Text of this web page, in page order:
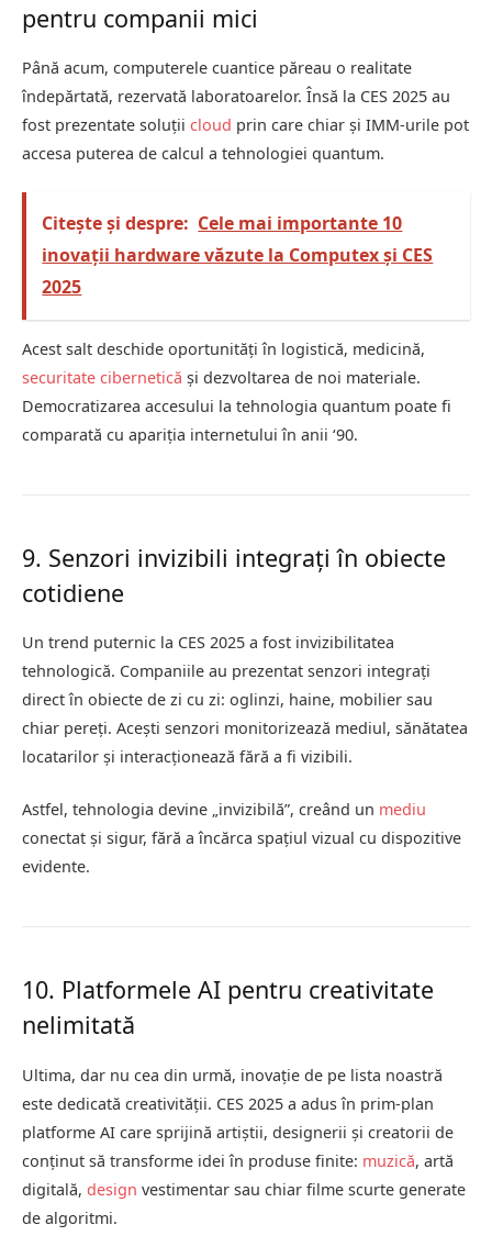
pentru companii mici
Până acum, computerele cuantice păreau o realitate
îndepărtată, rezervată laboratoarelor. Însă la CES 2025 au
fost prezentate soluții cloud prin care chiar și IMM-urile pot
accesa puterea de calcul a tehnologiei quantum.
Citește și despre: Cele mai importante 10
inovații hardware văzute la Computex și CES
2025
Acest salt deschide oportunități în logistică, medicină,
securitate cibernetică și dezvoltarea de noi materiale.
Democratizarea accesului la tehnologia quantum poate fi
comparată cu apariția internetului în anii ‘90.
9. Senzori invizibili integrați în obiecte
cotidiene
Un trend puternic la CES 2025 a fost invizibilitatea
tehnologică. Companiile au prezentat senzori integrați
direct în obiecte de zi cu zi: oglinzi, haine, mobilier sau
chiar pereți. Acești senzori monitorizează mediul, sănătatea
locatarilor și interacționează fără a fi vizibili.
Astfel, tehnologia devine „invizibilă”, creând un mediu
conectat și sigur, fără a încărca spațiul vizual cu dispozitive
evidente.
10. Platformele AI pentru creativitate
nelimitată
Ultima, dar nu cea din urmă, inovație de pe lista noastră
este dedicată creativității. CES 2025 a adus în prim-plan
platforme AI care sprijină artiștii, designerii și creatorii de
conținut să transforme idei în produse finite: muzică, artă
digitală, design vestimentar sau chiar filme scurte generate
de algoritmi.